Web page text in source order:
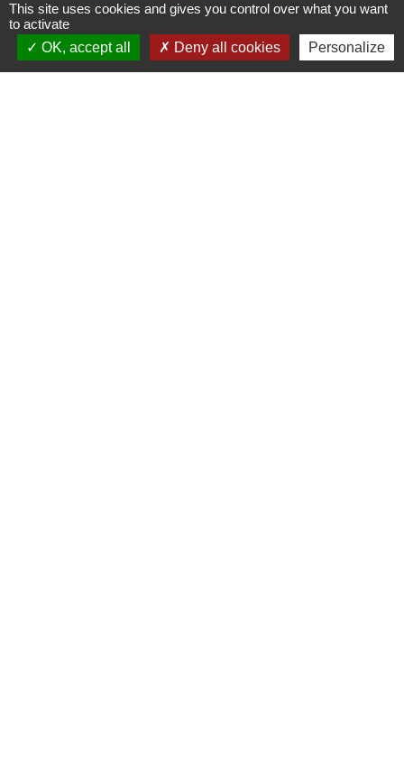
This site uses cookies and gives you control over what you want
to activate
OK, accept all
Deny all cookies Personalize